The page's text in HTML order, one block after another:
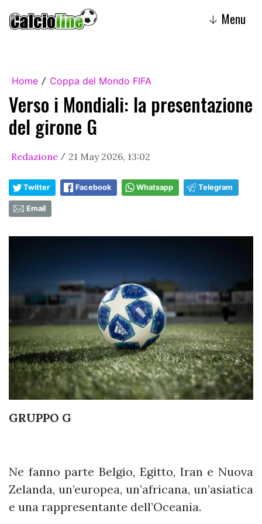
↓ Menu
Home / Coppa del Mondo FIFA
Verso i Mondiali: la presentazione
del girone G
Redazione / 21 May 2026, 13:02
Twitter Facebook Whatsapp Telegram
Email
GRUPPO G
Ne fanno parte Belgio, Egitto, Iran e Nuova
Zelanda, un’europea, un’africana, un’asiatica
e una rappresentante dell’Oceania.